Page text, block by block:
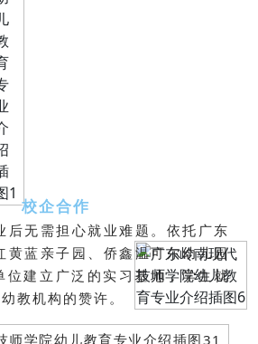
校企合作
后无需担心就业难题。依托广东
黄蓝亲子园、侨鑫温可尔幼儿园
建立广泛的实习基地，学生就
教机构的赞许。